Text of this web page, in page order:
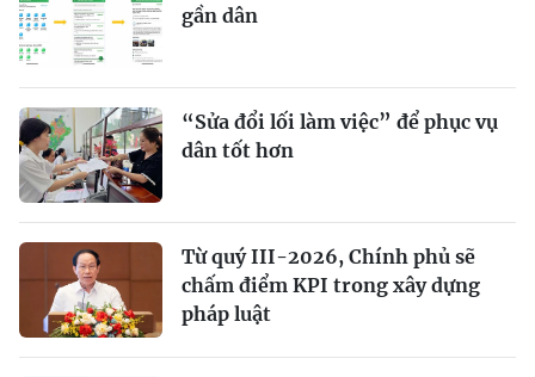
gần dân
“Sửa đổi lối làm việc” để phục vụ
dân tốt hơn
Từ quý III-2026, Chính phủ sẽ
chấm điểm KPI trong xây dựng
pháp luật